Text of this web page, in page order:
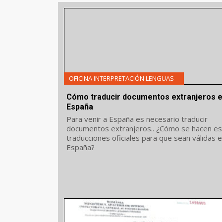
OFICINA INTERPRETACIÓN LENGUAS
Cómo traducir documentos extranjeros
España
Para venir a España es necesario traducir
documentos extranjeros.. ¿Cómo se hacen
traducciones oficiales para que sean válidas
España?